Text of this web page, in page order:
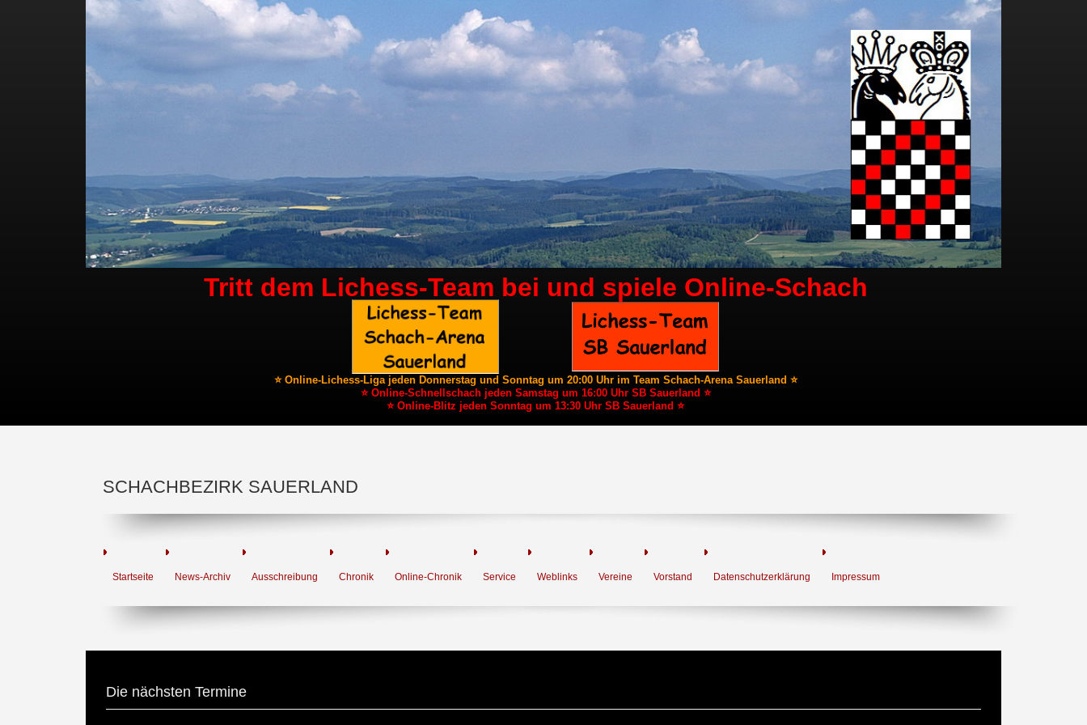
Tritt dem Lichess-Team bei und spiele Online-Schach
⭐ Online-Lichess-Liga jeden Donnerstag und Sonntag um 20:00 Uhr im Team Schach-Arena Sauerland ⭐
⭐ Online-Schnellschach jeden Samstag um 16:00 Uhr SB Sauerland ⭐
⭐ Online-Blitz jeden Sonntag um 13:30 Uhr SB Sauerland ⭐
SCHACHBEZIRK SAUERLAND
Startseite News-Archiv Ausschreibung Chronik Online-Chronik Service Weblinks Vereine Vorstand Datenschutzerklärung Impressum
Die nächsten Termine